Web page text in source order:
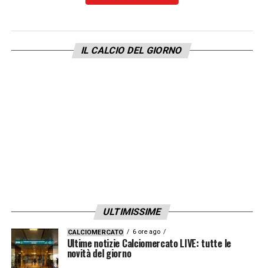
IL CALCIO DEL GIORNO
ULTIMISSIME
CALCIOMERCATO 6 ore ago
Ultime notizie Calciomercato LIVE: tutte le
novità del giorno